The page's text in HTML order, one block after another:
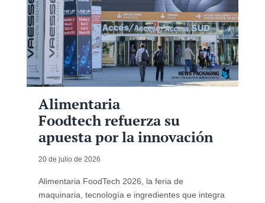
Alimentaria
Foodtech refuerza su
apuesta por la innovación
20 de julio de 2026
Alimentaria FoodTech 2026, la feria de
maquinaria, tecnología e ingredientes que integra